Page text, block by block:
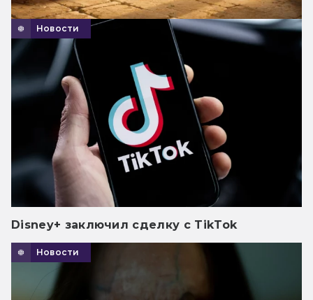
Новости
Disney+ заключил сделку с TikTok
Новости